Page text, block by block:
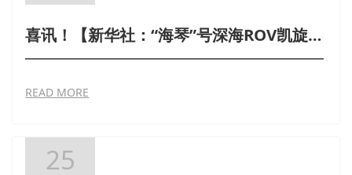
喜讯！【新华社：“海琴”号深海ROV凯旋】中科海锐提供可靠浮力系统！
READ MORE
25